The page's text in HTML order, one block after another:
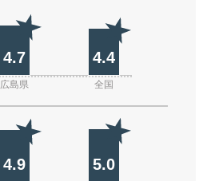
4.7 4.4
広島県 全国
4.9 5.0